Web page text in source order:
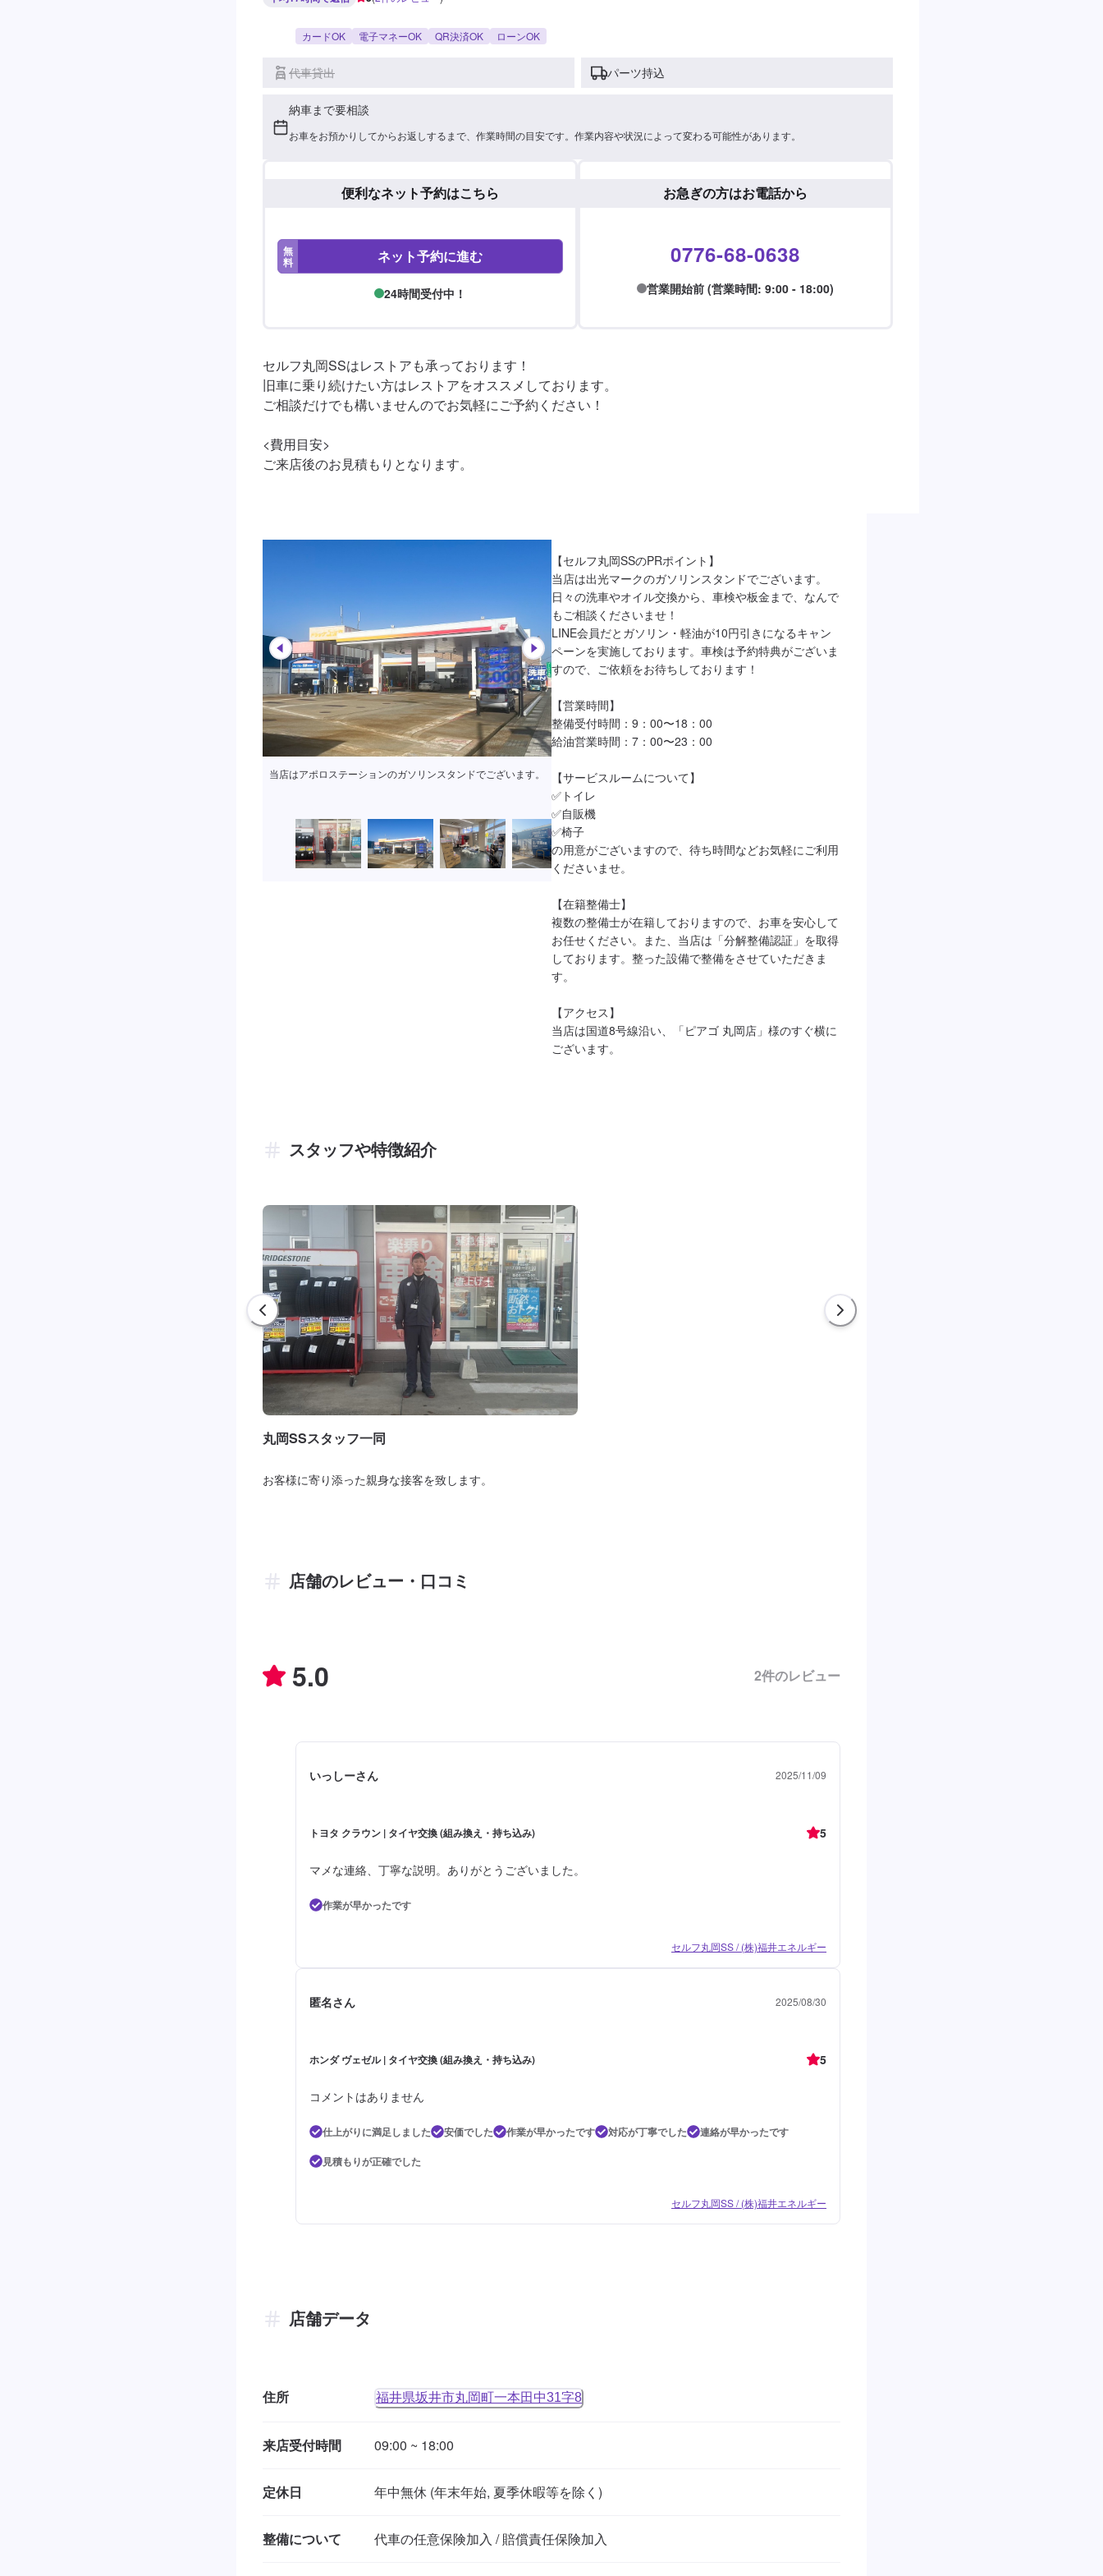
カードOK 電子マネーOK QR決済OK ローンOK
代車貸出 パーツ持込
納車まで要相談
お車をお預かりしてからお返しするまで、作業時間の目安です。作業内容や状況によって変わる可能性があります。
便利なネット予約はこちら
無
料 ネット予約に進む
24時間受付中！
お急ぎの方はお電話から
0776-68-0638
営業開始前 (営業時間: 9:00 - 18:00)
セルフ丸岡SSはレストアも承っております！
旧車に乗り続けたい方はレストアをオススメしております。
ご相談だけでも構いませんのでお気軽にご予約ください！
<費用目安>
ご来店後のお見積もりとなります。
当店はアポロステーションのガソリンスタンドでございます。
【セルフ丸岡SSのPRポイント】
当店は出光マークのガソリンスタンドでございます。
日々の洗車やオイル交換から、車検や板金まで、なんで
もご相談くださいませ！
LINE会員だとガソリン・軽油が10円引きになるキャン
ペーンを実施しております。車検は予約特典がございま
すので、ご依頼をお待ちしております！
【営業時間】
整備受付時間：9：00〜18：00
給油営業時間：7：00〜23：00
【サービスルームについて】
✅トイレ
✅自販機
✅椅子
の用意がございますので、待ち時間などお気軽にご利用
くださいませ。
【在籍整備士】
複数の整備士が在籍しておりますので、お車を安心して
お任せください。また、当店は「分解整備認証」を取得
しております。整った設備で整備をさせていただきま
す。
【アクセス】
当店は国道8号線沿い、「ピアゴ 丸岡店」様のすぐ横に
ございます。
スタッフや特徴紹介
丸岡SSスタッフ一同
お客様に寄り添った親身な接客を致します。
店舗のレビュー・口コミ
5.0 2件のレビュー
いっしーさん 2025/11/09
トヨタ クラウン | タイヤ交換 (組み換え・持ち込み) 5
マメな連絡、丁寧な説明。ありがとうございました。
作業が早かったです
セルフ丸岡SS / (株)福井エネルギー
匿名さん 2025/08/30
ホンダ ヴェゼル | タイヤ交換 (組み換え・持ち込み) 5
コメントはありません
仕上がりに満足しました 安価でした 作業が早かったです 対応が丁寧でした
連絡が早かったです
見積もりが正確でした
セルフ丸岡SS / (株)福井エネルギー
店舗データ
住所 福井県坂井市丸岡町一本田中31字8
来店受付時間 09:00 ~ 18:00
定休日 年中無休 (年末年始, 夏季休暇等を除く)
整備について 代車の任意保険加入 / 賠償責任保険加入